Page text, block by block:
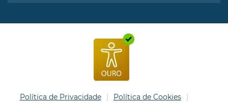
Política de Privacidade
Política de Cookies